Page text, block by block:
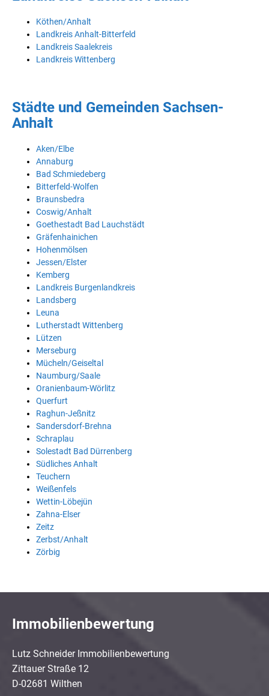
Köthen/Anhalt
Landkreis Anhalt-Bitterfeld
Landkreis Saalekreis
Landkreis Wittenberg
Städte und Gemeinden Sachsen-
Anhalt
Aken/Elbe
Annaburg
Bad Schmiedeberg
Bitterfeld-Wolfen
Braunsbedra
Coswig/Anhalt
Goethestadt Bad Lauchstädt
Gräfenhainichen
Hohenmölsen
Jessen/Elster
Kemberg
Landkreis Burgenlandkreis
Landsberg
Leuna
Lutherstadt Wittenberg
Lützen
Merseburg
Mücheln/Geiseltal
Naumburg/Saale
Oranienbaum-Wörlitz
Querfurt
Raghun-Jeßnitz
Sandersdorf-Brehna
Schraplau
Solestadt Bad Dürrenberg
Südliches Anhalt
Teuchern
Weißenfels
Wettin-Löbejün
Zahna-Elser
Zeitz
Zerbst/Anhalt
Zörbig
Immobilienbewertung
Lutz Schneider Immobilienbewertung
Zittauer Straße 12
D-02681 Wilthen